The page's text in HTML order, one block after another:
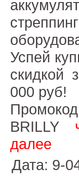
Успей
скидкой
000 руб!
BRILLY
далее
Дата: 9-